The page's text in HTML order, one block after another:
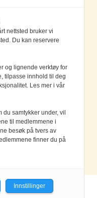
nettsted bruker vi
Du kan reservere
og lignende verktøy for
tilpasse innhold til deg
Les mer i vår
samtykker under, vil
til medlemmene i
besøk på tvers av
finner du på
Innstillinger